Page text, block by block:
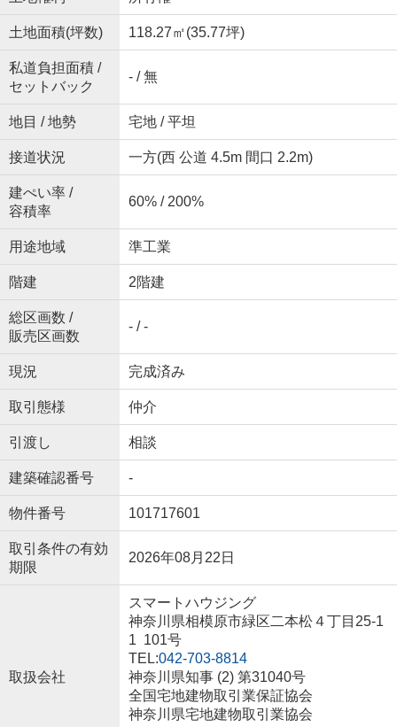
土地面積(坪数) 118.27㎡(35.77坪)
私道負担面積 /
セットバック
- / 無
地目 / 地勢 宅地 / 平坦
接道状況 一方(西 公道 4.5m 間口 2.2m)
建ぺい率 /
容積率
60% / 200%
用途地域 準工業
階建 2階建
総区画数 /
販売区画数
- / -
現況 完成済み
取引態様 仲介
引渡し 相談
建築確認番号 -
物件番号 101717601
取引条件の有効
期限
2026年08月22日
取扱会社
スマートハウジング
神奈川県相模原市緑区二本松４丁目25-1
1 101号
TEL:042-703-8814
神奈川県知事 (2) 第31040号
全国宅地建物取引業保証協会
神奈川県宅地建物取引業協会